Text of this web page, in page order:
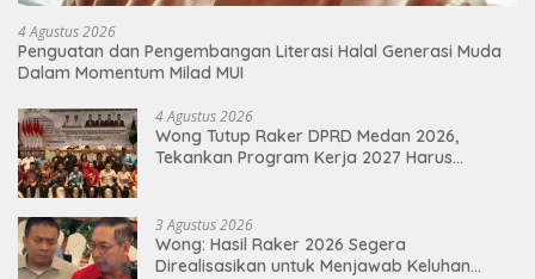
4 Agustus 2026
Penguatan dan Pengembangan Literasi Halal Generasi Muda
Dalam Momentum Milad MUI
4 Agustus 2026
Wong Tutup Raker DPRD Medan 2026,
Tekankan Program Kerja 2027 Harus
3 Agustus 2026
Wong: Hasil Raker 2026 Segera
Direalisasikan untuk Menjawab Keluhan